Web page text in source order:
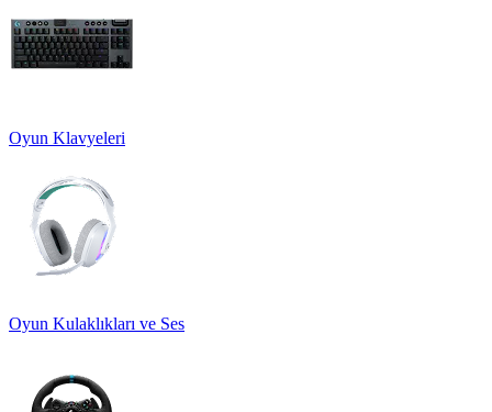
Oyun Klavyeleri
Oyun Kulaklıkları ve Ses